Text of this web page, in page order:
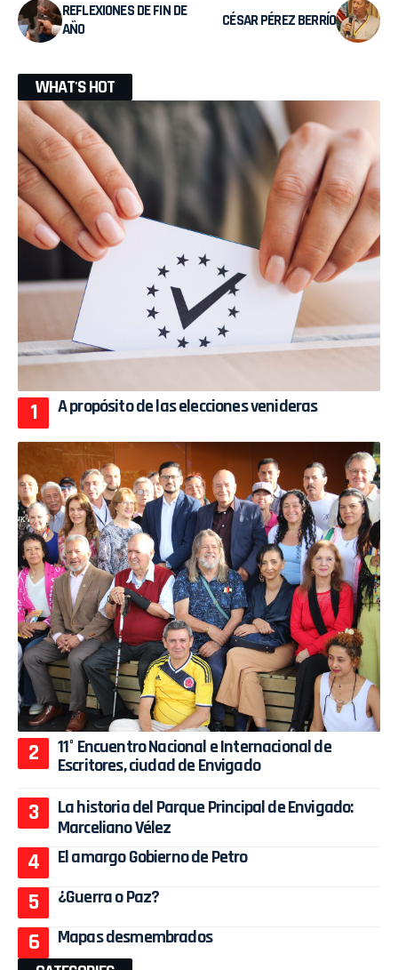
REFLEXIONES DE FIN DE
AÑO
CÉSAR PÉREZ BERRÍO
WHAT'S HOT
A propósito de las elecciones venideras
11° Encuentro Nacional e Internacional de
Escritores, ciudad de Envigado
La historia del Parque Principal de Envigado:
Marceliano Vélez
El amargo Gobierno de Petro
¿Guerra o Paz?
Mapas desmembrados